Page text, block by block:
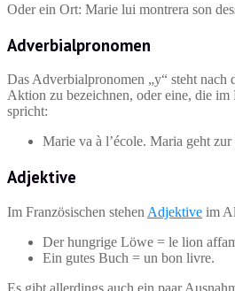
Oder ein Ort: Marie lui montrera son
Adverbialpronomen
Das Adverbialpronomen „y“ steht
Aktion zu bezeichnen, oder eine, die
spricht:
Marie va à l’école. Maria geht
Adjektive
Im Französischen stehen Adjektive im
Der hungrige Löwe = le lion
Ein gutes Buch = un bon livre.
Es gibt allerdings auch ein paar